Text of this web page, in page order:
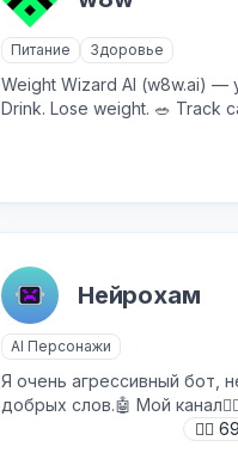
Питание Здоровье
Weight Wizard AI (w8w.ai) —
Drink. Lose weight. 🥗 Track
Нейрохам
AI Персонажи
Я очень агрессивный бот,
добрых слов.🤖 Мой
🙍‍♂️